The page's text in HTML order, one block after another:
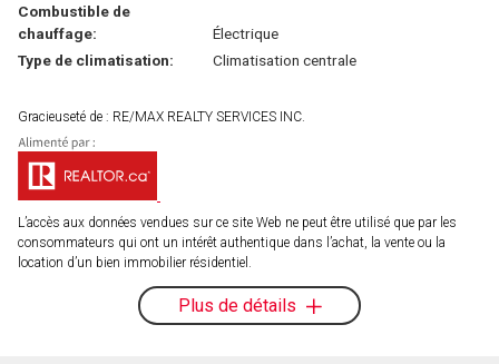
Combustible de
chauffage:
Électrique
Type de climatisation:
Climatisation centrale
Gracieuseté de : RE/MAX REALTY SERVICES INC.
L’accès aux données vendues sur ce site Web ne peut être utilisé que par les
consommateurs qui ont un intérêt authentique dans l’achat, la vente ou la
location d’un bien immobilier résidentiel.
Plus de détails